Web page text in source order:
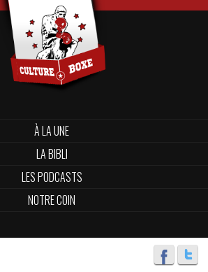
À LA UNE
LA BIBLI
LES PODCASTS
NOTRE COIN